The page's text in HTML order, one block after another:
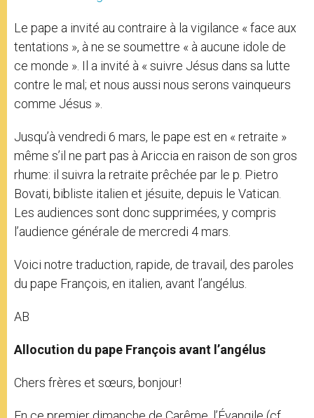
Le pape a invité au contraire à la vigilance « face aux
tentations », à ne se soumettre « à aucune idole de
ce monde ». Il a invité à « suivre Jésus dans sa lutte
contre le mal; et nous aussi nous serons vainqueurs
comme Jésus ».
Jusqu’à vendredi 6 mars, le pape est en « retraite »
même s’il ne part pas à Ariccia en raison de son gros
rhume: il suivra la retraite prêchée par le p. Pietro
Bovati, bibliste italien et jésuite, depuis le Vatican.
Les audiences sont donc supprimées, y compris
l’audience générale de mercredi 4 mars.
Voici notre traduction, rapide, de travail, des paroles
du pape François, en italien, avant l’angélus.
AB
Allocution du pape François avant l’angélus
Chers frères et sœurs, bonjour!